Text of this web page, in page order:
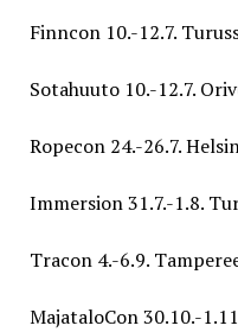
Finncon 10.-12.7.
Sotahuuto 10.-12.7.
Ropecon 24.-26.7.
Immersion 31.7.-1.8.
Tracon 4.-6.9.
MajataloCon 30.10.-